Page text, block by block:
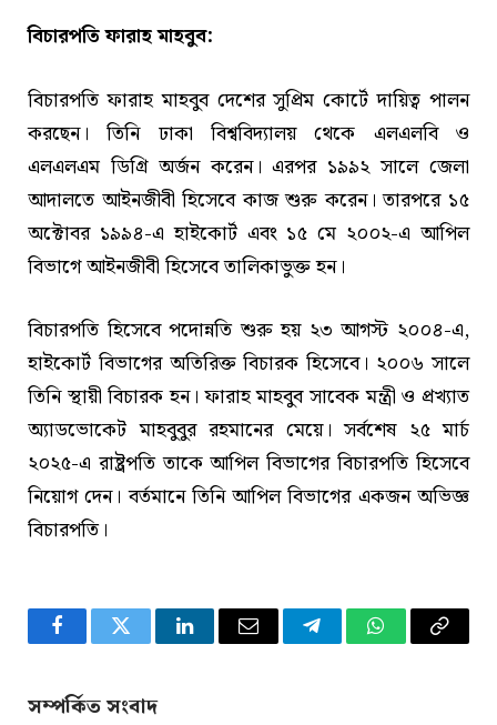
বিচারপতি ফারাহ মাহবুব:
বিচারপতি ফারাহ মাহবুব দেশের সুপ্রিম কোর্টে দায়িত্ব পালন
করছেন। তিনি ঢাকা বিশ্ববিদ্যালয় থেকে এলএলবি ও
এলএলএম ডিগ্রি অর্জন করেন। এরপর ১৯৯২ সালে জেলা
আদালতে আইনজীবী হিসেবে কাজ শুরু করেন। তারপরে ১৫
অক্টোবর ১৯৯৪-এ হাইকোর্ট এবং ১৫ মে ২০০২-এ আপিল
বিভাগে আইনজীবী হিসেবে তালিকাভুক্ত হন।
বিচারপতি হিসেবে পদোন্নতি শুরু হয় ২৩ আগস্ট ২০০৪-এ,
হাইকোর্ট বিভাগের অতিরিক্ত বিচারক হিসেবে। ২০০৬ সালে
তিনি স্থায়ী বিচারক হন। ফারাহ মাহবুব সাবেক মন্ত্রী ও প্রখ্যাত
অ্যাডভোকেট মাহবুবুর রহমানের মেয়ে। সর্বশেষ ২৫ মার্চ
২০২৫-এ রাষ্ট্রপতি তাকে আপিল বিভাগের বিচারপতি হিসেবে
নিয়োগ দেন। বর্তমানে তিনি আপিল বিভাগের একজন অভিজ্ঞ
বিচারপতি।
FacebookTwitter LinkedInEmail TelegramWhatsApp
Copy
সম্পর্কিত সংবাদ